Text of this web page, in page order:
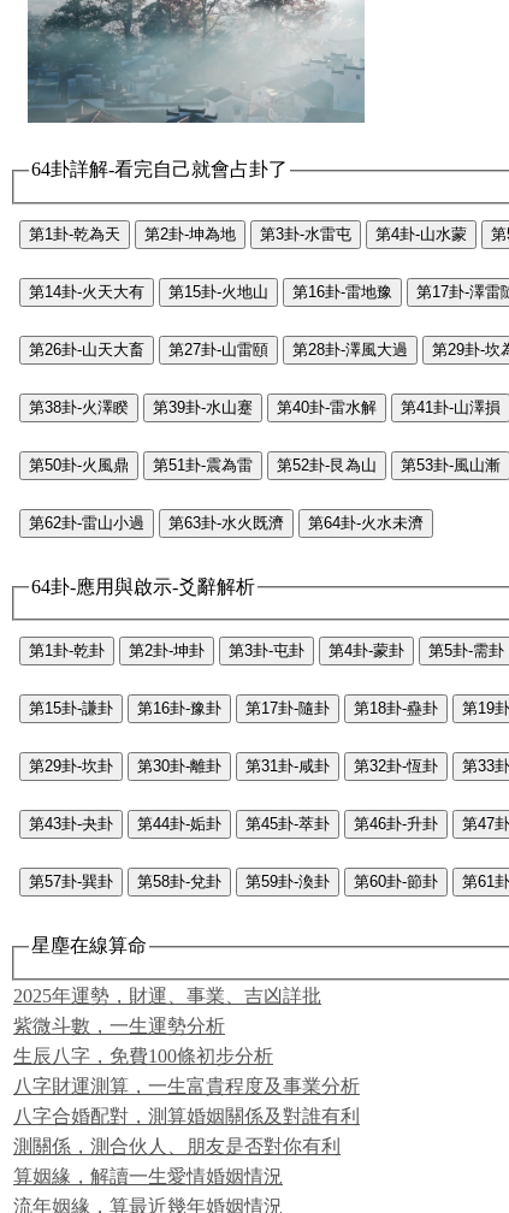
64卦詳解-看完自己就會占卦了
第1卦-乾為天 第2卦-坤為地 第3卦-水雷屯 第4卦-山水蒙
第14卦-火天大有 第15卦-火地山 第16卦-雷地豫 第17卦-澤雷
第26卦-山天大畜 第27卦-山雷頤 第28卦-澤風大過 第29卦-坎
第38卦-火澤睽 第39卦-水山蹇 第40卦-雷水解 第41卦-山澤損
第50卦-火風鼎 第51卦-震為雷 第52卦-艮為山 第53卦-風山漸
第62卦-雷山小過 第63卦-水火既濟 第64卦-火水未濟
64卦-應用與啟示-爻辭解析
第1卦-乾卦 第2卦-坤卦 第3卦-屯卦 第4卦-蒙卦 第5卦-需卦
第15卦-謙卦 第16卦-豫卦 第17卦-隨卦 第18卦-蠱卦 第19
第29卦-坎卦 第30卦-離卦 第31卦-咸卦 第32卦-恆卦 第33
第43卦-夬卦 第44卦-姤卦 第45卦-萃卦 第46卦-升卦 第47
第57卦-巽卦 第58卦-兌卦 第59卦-渙卦 第60卦-節卦 第61
星塵在線算命
2025年運勢，財運、事業、吉凶詳批
紫微斗數，一生運勢分析
生辰八字，免費100條初步分析
八字財運測算，一生富貴程度及事業分析
八字合婚配對，測算婚姻關係及對誰有利
測關係，測合伙人、朋友是否對你有利
算姻緣，解讀一生愛情婚姻情況
流年姻緣，算最近幾年婚姻情況